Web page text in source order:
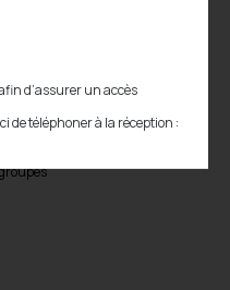
est pas à ses premiers
plus.
d’assurer un accès
de téléphoner à la réception :